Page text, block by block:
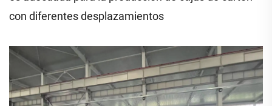
con diferentes desplazamientos